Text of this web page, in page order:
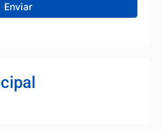
Enviar